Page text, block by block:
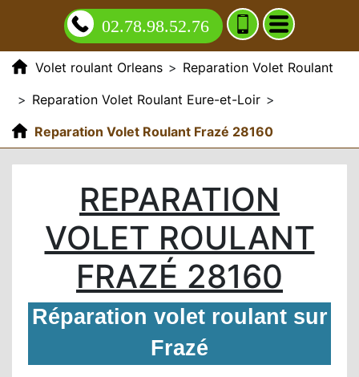
02.78.98.52.76
Volet roulant Orleans > Reparation Volet Roulant
> Reparation Volet Roulant Eure-et-Loir >
Reparation Volet Roulant Frazé 28160
REPARATION
VOLET ROULANT
FRAZÉ 28160
Réparation volet roulant sur
Frazé